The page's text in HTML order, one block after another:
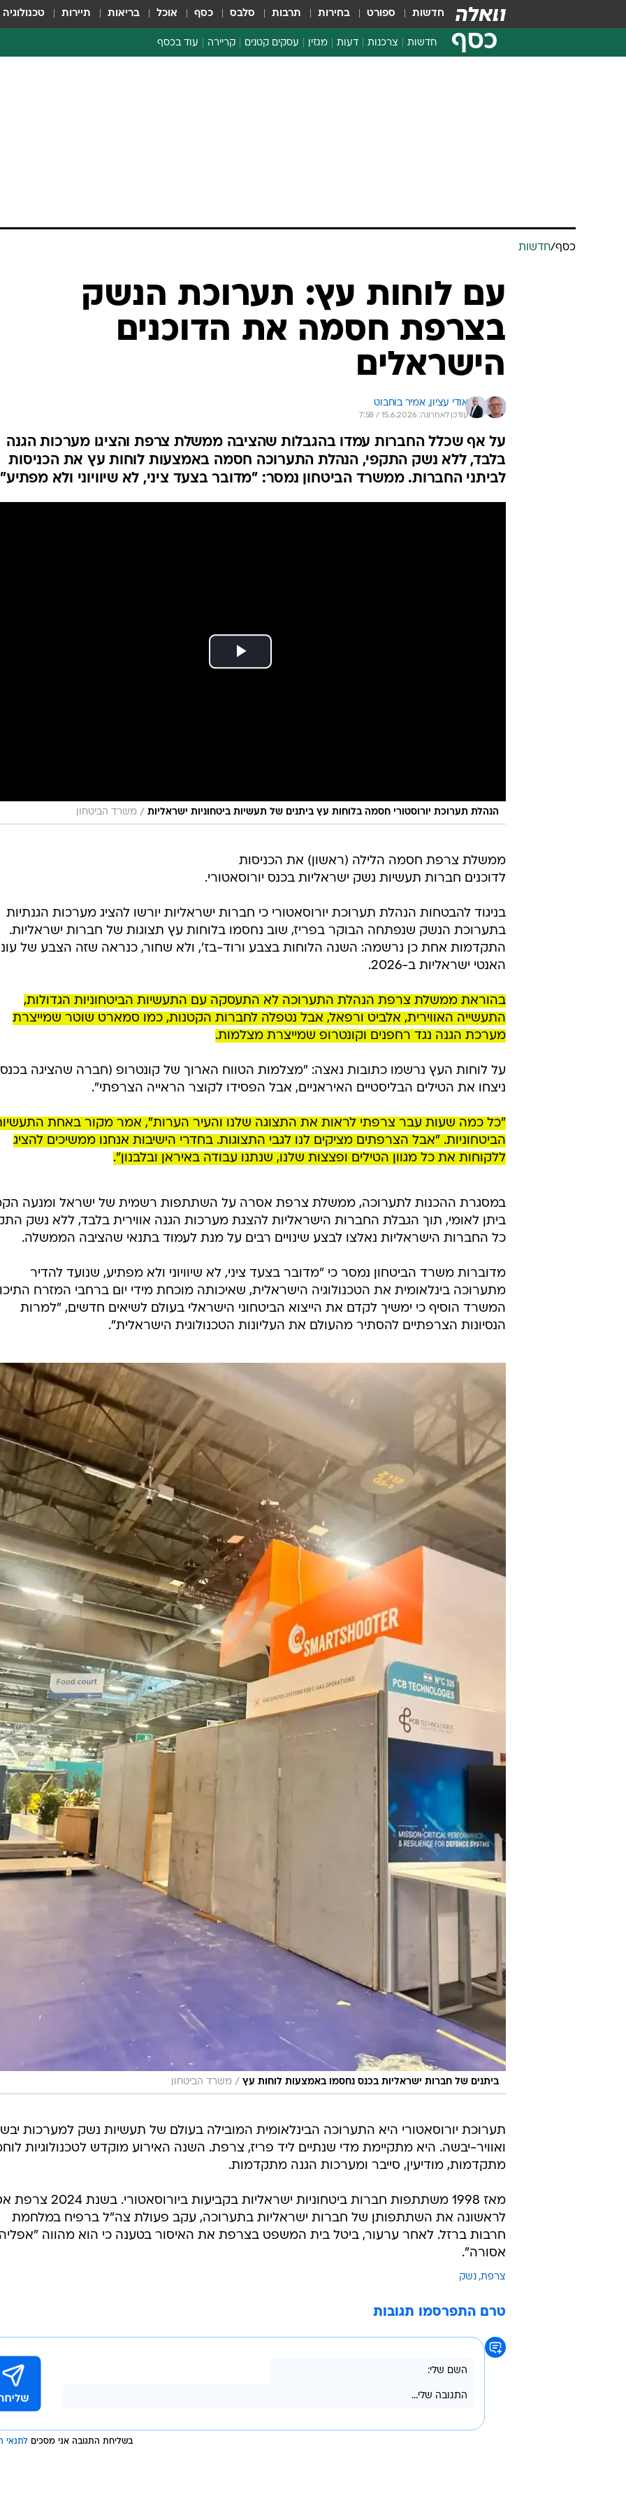
חדשות ספורט בחירות תרבות סלבס כסף אוכל בריאות תיירות טכנולוגיה
כסף חדשות צרכנות דעות מגזין עסקים קטנים קריירה עוד בכסף
כסף/חדשות
עם לוחות עץ: תערוכת הנשק
בצרפת חסמה את הדוכנים
הישראלים
אודי עציון, אמיר בוחבוט
עודכן לאחרונה: 15.6.2026 / 7:58
על אף שכלל החברות עמדו בהגבלות שהציבה ממשלת צרפת והציגו מערכות הגנה
בלבד, ללא נשק התקפי, הנהלת התערוכה חסמה באמצעות לוחות עץ את הכניסות
לביתני החברות. ממשרד הביטחון נמסר: "מדובר בצעד ציני, לא שיוויוני ולא מפתיע"
הנהלת תערוכת יורוסטורי חסמה בלוחות עץ ביתנים של תעשיות ביטחוניות ישראליות / משרד הביטחון
ממשלת צרפת חסמה הלילה (ראשון) את הכניסות
לדוכנים חברות תעשיות נשק ישראליות בכנס יורוסאטורי.
בניגוד להבטחות הנהלת תערוכת יורוסאטורי כי חברות ישראליות יורשו להציג מערכות הגנתיות
בתערוכת הנשק שנפתחה הבוקר בפריז, שוב נחסמו בלוחות עץ תצוגות של חברות ישראליות.
התקדמות אחת כן נרשמה: השנה הלוחות בצבע ורוד-בז', ולא שחור, כנראה שזה הצבע של
האנטי ישראליות ב-2026.
בהוראת ממשלת צרפת הנהלת התערוכה לא התעסקה עם התעשיות הביטחוניות הגדולות,
התעשייה האווירית, אלביט ורפאל, אבל נטפלה לחברות הקטנות, כמו סמארט שוטר שמייצרת
מערכת הגנה נגד רחפנים וקונטרופ שמייצרת מצלמות.
על לוחות העץ נרשמו כתובות נאצה: "מצלמות הטווח הארוך של קונטרופ (חברה שהציגה
ניצחו את הטילים הבליסטיים האיראניים, אבל הפסידו לקוצר הראייה הצרפתי".
"כל כמה שעות עבר צרפתי לראות את התצוגה שלנו והעיר הערות", אמר מקור באחת
הביטחוניות. "אבל הצרפתים מציקים לנו לגבי התצוגות. בחדרי הישיבות אנחנו ממשיכים להציג
ללקוחות את כל מגוון הטילים ופצצות שלנו, שנתנו עבודה באיראן ובלבנון".
במסגרת ההכנות לתערוכה, ממשלת צרפת אסרה על השתתפות רשמית של ישראל ומנעה
ביתן לאומי, תוך הגבלת החברות הישראליות להצגת מערכות הגנה אווירית בלבד, ללא נשק
כל החברות הישראליות נאלצו לבצע שינויים רבים על מנת לעמוד בתנאי שהציבה הממשלה.
מדוברות משרד הביטחון נמסר כי "מדובר בצעד ציני, לא שיוויוני ולא מפתיע, שנועד להדיר
מתערוכה בינלאומית את הטכנולוגיה הישראלית, שאיכותה מוכחת מידי יום ברחבי המזרח
המשרד הוסיף כי ימשיך לקדם את הייצוא הביטחוני הישראלי בעולם לשיאים חדשים, "למרות
הנסיונות הצרפתיים להסתיר מהעולם את העליונות הטכנולוגית הישראלית".
ביתנים של חברות ישראליות בכנס נחסמו באמצעות לוחות עץ / משרד הביטחון
תערוכת יורוסאטורי היא התערוכה הבינלאומית המובילה בעולם של תעשיות נשק למערכות
ואוויר-יבשה. היא מתקיימת מדי שנתיים ליד פריז, צרפת. השנה האירוע מוקדש לטכנולוגיות
מתקדמות, מודיעין, סייבר ומערכות הגנה מתקדמות.
מאז 1998 משתתפות חברות ביטחוניות ישראליות בקביעות
לראשונה את השתתפותן של חברות ישראליות בתערוכה, עקב פעולת צה"ל ברפיח במלחמת
חרבות ברזל. לאחר ערעור, ביטל בית המשפט בצרפת את האיסור בטענה כי הוא מהווה
אסורה".
צרפת נשק
טרם התפרסמו תגובות
בשליחת התגובה אני מסכים לתנאי